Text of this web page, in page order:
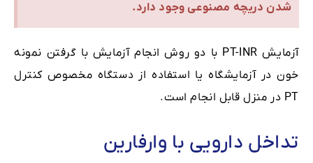
شدن دریچه مصنوعی وجود دارد.
آزمایش PT-INR با دو روش انجام آزمایش با گرفتن نمونه
خون در آزمایشگاه یا استفاده از دستگاه مخصوص کنترل
PT در منزل قابل انجام است.
تداخل دارویی با وارفارین